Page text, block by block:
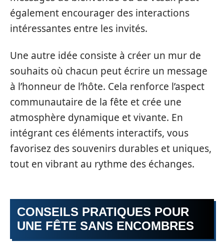
également encourager des interactions
intéressantes entre les invités.
Une autre idée consiste à créer un mur de
souhaits où chacun peut écrire un message
à l’honneur de l’hôte. Cela renforce l’aspect
communautaire de la fête et crée une
atmosphère dynamique et vivante. En
intégrant ces éléments interactifs, vous
favorisez des souvenirs durables et uniques,
tout en vibrant au rythme des échanges.
CONSEILS PRATIQUES POUR
UNE FÊTE SANS ENCOMBRES